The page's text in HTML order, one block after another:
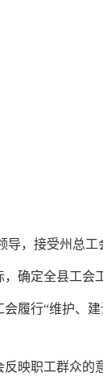
，接受州总工
确定全县工会
履行“维护、
映职工群众的